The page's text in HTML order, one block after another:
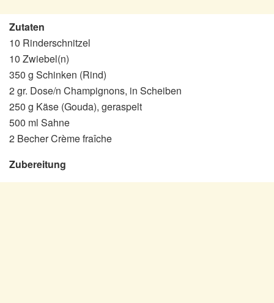
Zutaten
10 Rinderschnitzel
10 Zwiebel(n)
350 g Schinken (Rind)
2 gr. Dose/n Champignons, in Scheiben
250 g Käse (Gouda), geraspelt
500 ml Sahne
2 Becher Crème fraîche
Zubereitung